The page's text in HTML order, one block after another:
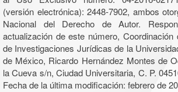
(versión electrónica): 2448-7902, ambos
Nacional del Derecho de Autor.
actualización de este número,
de Investigaciones Jurídicas de la
de México, Ricardo Hernández Montes de
la Cueva s/n, Ciudad Universitaria, C. P.
Fecha de la última modificación: febrero de